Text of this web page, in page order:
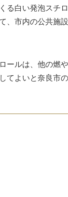
る白い発泡スチ
、市内の公共施
ールは、他の燃
てよいと奈良市